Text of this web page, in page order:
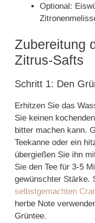
Optional:
Zubereitung
Zitrus-Safts
Schritt 1: Den
Erhitzen Sie das
Sie keinen
bitter machen kann.
Teekanne oder ein
übergießen Sie ihn
Sie den Tee für 3-5
gewünschter Stärke.
selbstgemachten
herbe Note
Grüntee.